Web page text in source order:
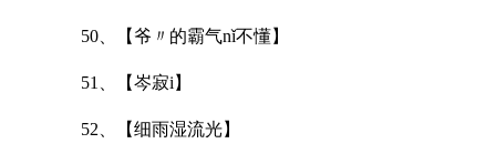
50、【爷〃的霸气nǐ不懂】
51、【岑寂i】
52、【细雨湿流光】